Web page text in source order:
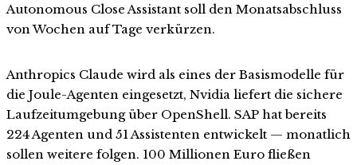
Autonomous Close Assistant soll den Monatsabschluss
von Wochen auf Tage verkürzen.
Anthropics Claude wird als eines der Basismodelle für
die Joule-Agenten eingesetzt, Nvidia liefert die sichere
Laufzeitumgebung über OpenShell. SAP hat bereits
224 Agenten und 51 Assistenten entwickelt — monatlich
sollen weitere folgen. 100 Millionen Euro fließen